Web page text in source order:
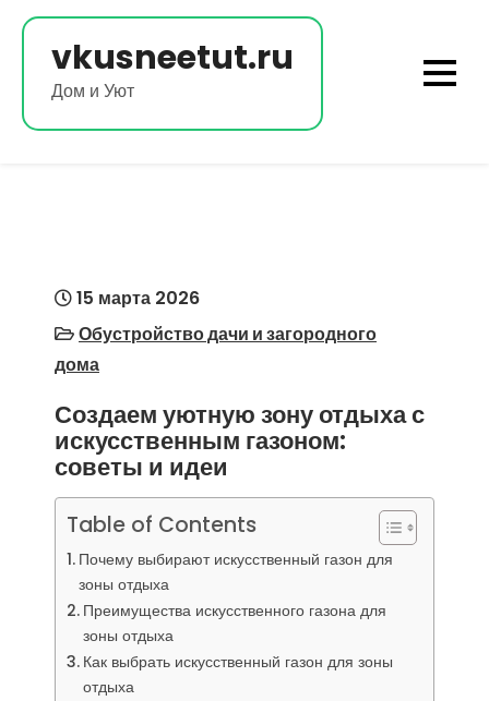
Перейти
содержимому
vkusneetut.ru
Дом и Уют
15 марта 2026
Обустройство дачи и загородного
дома
Создаем уютную зону отдыха с
искусственным газоном:
советы и идеи
Table of Contents
Почему выбирают искусственный газон для
зоны отдыха
Преимущества искусственного газона для
зоны отдыха
Как выбрать искусственный газон для зоны
отдыха